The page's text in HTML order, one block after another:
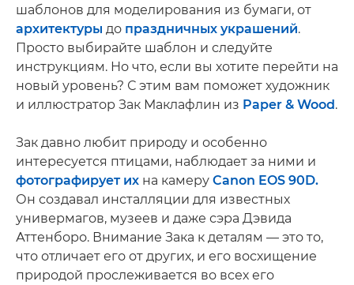
шаблонов для моделирования из бумаги, от
архитектуры до праздничных украшений.
Просто выбирайте шаблон и следуйте
инструкциям. Но что, если вы хотите перейти на
новый уровень? С этим вам поможет художник
и иллюстратор Зак Маклафлин из Paper & Wood.
Зак давно любит природу и особенно
интересуется птицами, наблюдает за ними и
фотографирует их на камеру Canon EOS 90D.
Он создавал инсталляции для известных
универмагов, музеев и даже сэра Дэвида
Аттенборо. Внимание Зака к деталям — это то,
что отличает его от других, и его восхищение
природой прослеживается во всех его